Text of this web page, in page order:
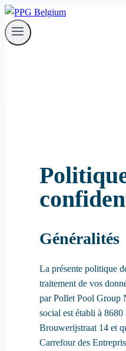
Aller
au
contenu
Généralités
La présente politique
traitement de vos
par Pollet Pool Group
social est établi à
Brouwerijstraat 14 et
Carrefour des